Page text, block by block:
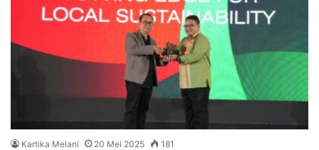
Kartika Melani 20 Mei 2025 181